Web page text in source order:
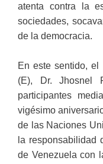
atenta contra la
sociedades,
de la democracia.
En este sentido,
(E), Dr. Jhosnel
participantes
vigésimo
de las Naciones
la responsabilidad
de Venezuela con